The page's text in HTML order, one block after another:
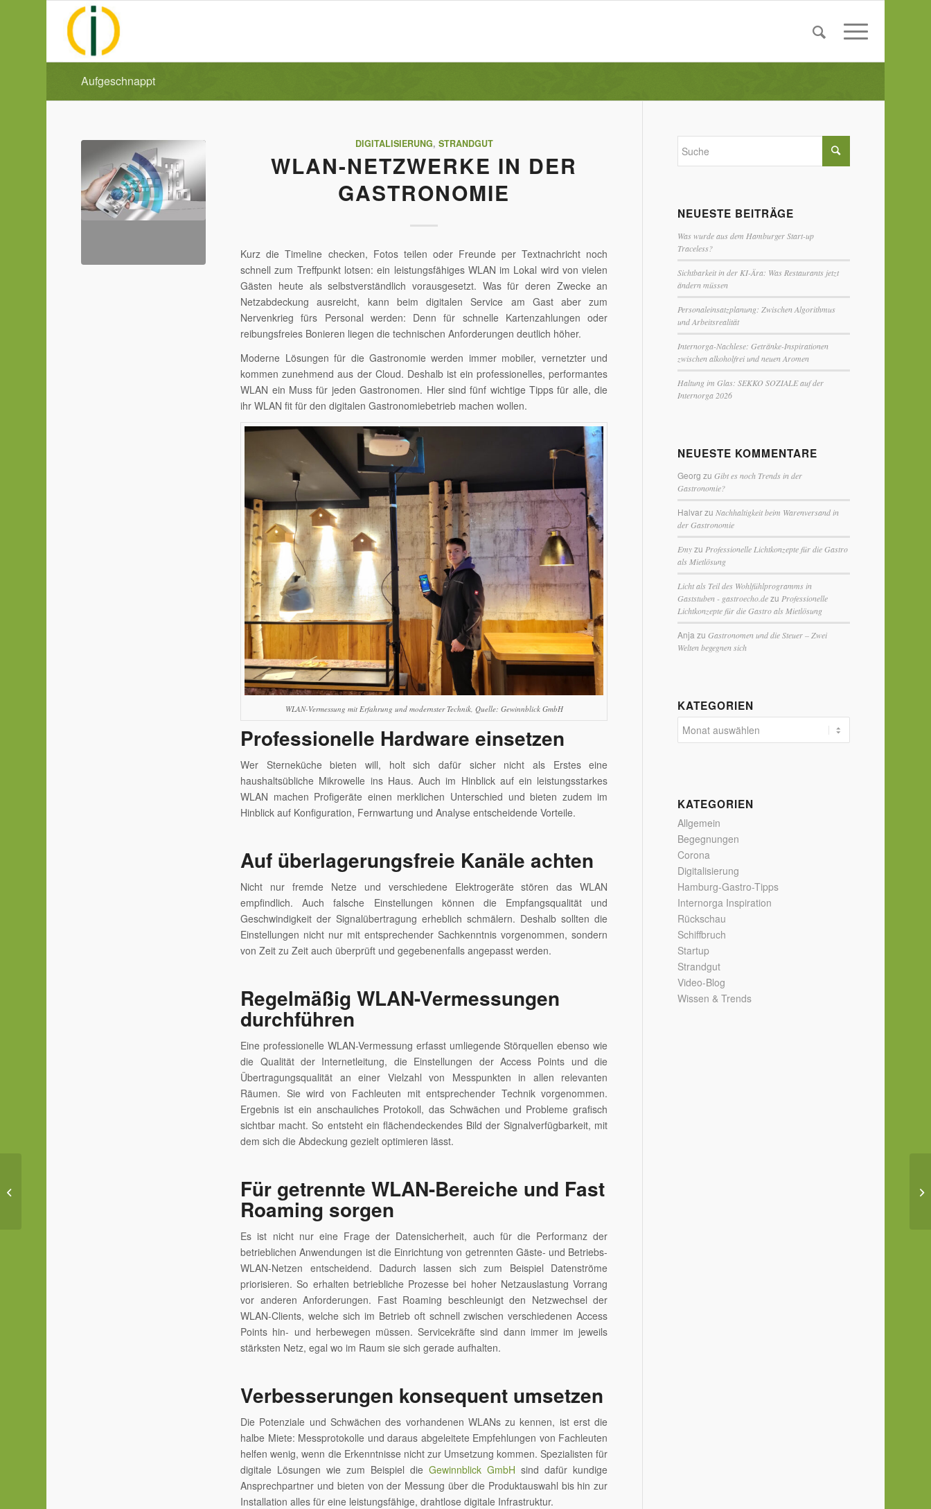
Aufgeschnappt
DIGITALISIERUNG, STRANDGUT
WLAN-NETZWERKE IN DER
GASTRONOMIE
Kurz die Timeline checken, Fotos teilen oder Freunde per Textnachricht noch
schnell zum Treffpunkt lotsen: ein leistungsfähiges WLAN im Lokal wird von vielen
Gästen heute als selbstverständlich vorausgesetzt. Was für deren Zwecke an
Netzabdeckung ausreicht, kann beim digitalen Service am Gast aber zum
Nervenkrieg fürs Personal werden: Denn für schnelle Kartenzahlungen oder
reibungsfreies Bonieren liegen die technischen Anforderungen deutlich höher.
Moderne Lösungen für die Gastronomie werden immer mobiler, vernetzter und
kommen zunehmend aus der Cloud. Deshalb ist ein professionelles, performantes
WLAN ein Muss für jeden Gastronomen. Hier sind fünf wichtige Tipps für alle, die
ihr WLAN fit für den digitalen Gastronomiebetrieb machen wollen.
WLAN-Vermessung mit Erfahrung und modernster Technik, Quelle: Gewinnblick GmbH
Professionelle Hardware einsetzen
Wer Sterneküche bieten will, holt sich dafür sicher nicht als Erstes eine
haushaltsübliche Mikrowelle ins Haus. Auch im Hinblick auf ein leistungsstarkes
WLAN machen Profigeräte einen merklichen Unterschied und bieten zudem im
Hinblick auf Konfiguration, Fernwartung und Analyse entscheidende Vorteile.
Auf überlagerungsfreie Kanäle achten
Nicht nur fremde Netze und verschiedene Elektrogeräte stören das WLAN
empfindlich. Auch falsche Einstellungen können die Empfangsqualität und
Geschwindigkeit der Signalübertragung erheblich schmälern. Deshalb sollten die
Einstellungen nicht nur mit entsprechender Sachkenntnis vorgenommen, sondern
von Zeit zu Zeit auch überprüft und gegebenenfalls angepasst werden.
Regelmäßig WLAN-Vermessungen
durchführen
Eine professionelle WLAN-Vermessung erfasst umliegende Störquellen ebenso wie
die Qualität der Internetleitung, die Einstellungen der Access Points und die
Übertragungsqualität an einer Vielzahl von Messpunkten in allen relevanten
Räumen. Sie wird von Fachleuten mit entsprechender Technik vorgenommen.
Ergebnis ist ein anschauliches Protokoll, das Schwächen und Probleme grafisch
sichtbar macht. So entsteht ein flächendeckendes Bild der Signalverfügbarkeit, mit
dem sich die Abdeckung gezielt optimieren lässt.
Für getrennte WLAN-Bereiche und Fast
Roaming sorgen
Es ist nicht nur eine Frage der Datensicherheit, auch für die Performanz der
betrieblichen Anwendungen ist die Einrichtung von getrennten Gäste- und Betriebs-
WLAN-Netzen entscheidend. Dadurch lassen sich zum Beispiel Datenströme
priorisieren. So erhalten betriebliche Prozesse bei hoher Netzauslastung Vorrang
vor anderen Anforderungen. Fast Roaming beschleunigt den Netzwechsel der
WLAN-Clients, welche sich im Betrieb oft schnell zwischen verschiedenen Access
Points hin- und herbewegen müssen. Servicekräfte sind dann immer im jeweils
stärksten Netz, egal wo im Raum sie sich gerade aufhalten.
Verbesserungen konsequent umsetzen
Die Potenziale und Schwächen des vorhandenen WLANs zu kennen, ist erst die
halbe Miete: Messprotokolle und daraus abgeleitete Empfehlungen von Fachleuten
helfen wenig, wenn die Erkenntnisse nicht zur Umsetzung kommen. Spezialisten für
digitale Lösungen wie zum Beispiel dieGewinnblick GmbH sind dafür kundige
Ansprechpartner und bieten von der Messung über die Produktauswahl bis hin zur
Installation alles für eine leistungsfähige, drahtlose digitale Infrastruktur.
NEUESTE BEITRÄGE
Was wurde aus dem Hamburger Start-up
Traceless?
Sichtbarkeit in der KI-Ära: Was Restaurants jetzt
ändern müssen
Personaleinsatzplanung: Zwischen Algorithmus
und Arbeitsrealität
Internorga-Nachlese: Getränke-Inspirationen
zwischen alkoholfrei und neuen Aromen
Haltung im Glas: SEKKO SOZIALE auf der
Internorga 2026
NEUESTE KOMMENTARE
Georg zuGibt es noch Trends in der
Gastronomie?
Halvarzu Nachhaltigkeit beim Warenversand in
der Gastronomie
Emyzu Professionelle Lichtkonzepte für die Gastro
als Mietlösung
Licht als Teil des Wohlfühlprogramms in
Gaststuben - gastroecho.dezu Professionelle
Lichtkonzepte für die Gastro als Mietlösung
Anja zuGastronomen und die Steuer – Zwei
Welten begegnen sich
KATEGORIEN
KATEGORIEN
Allgemein
Begegnungen
Corona
Digitalisierung
Hamburg-Gastro-Tipps
Internorga Inspiration
Rückschau
Schiffbruch
Startup
Strandgut
Video-Blog
Wissen & Trends